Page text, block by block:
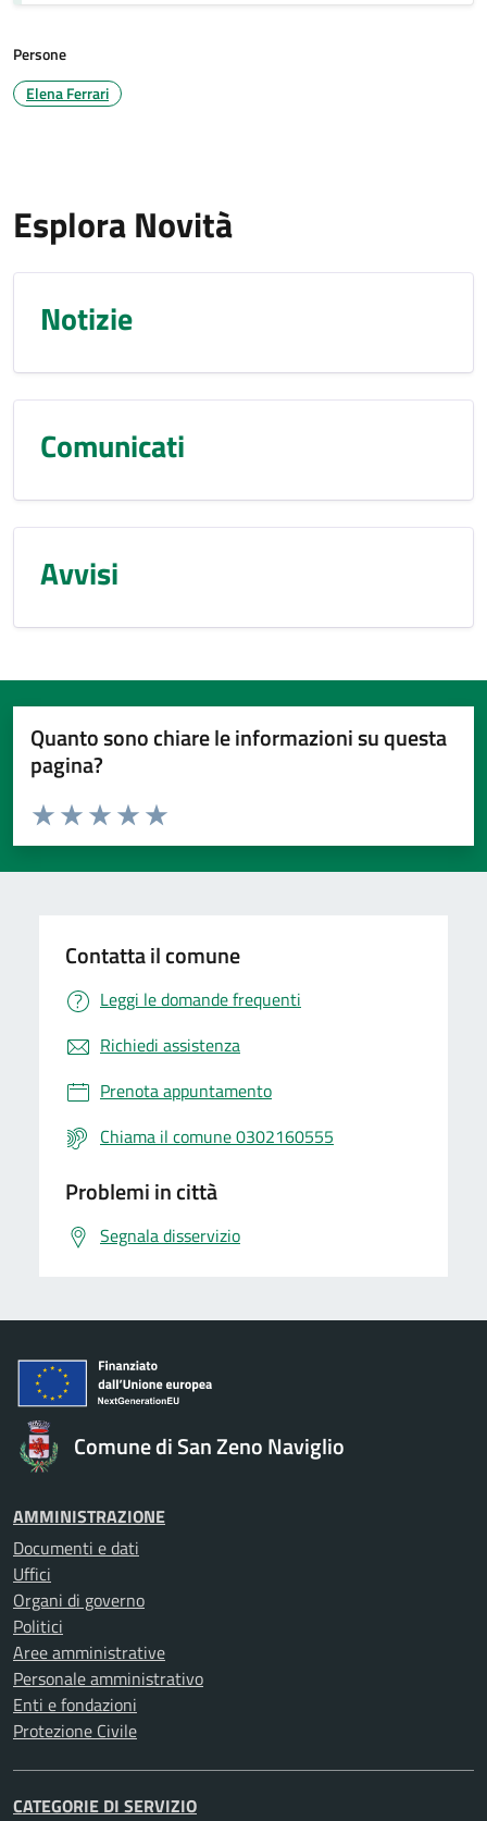
Persone
Elena Ferrari
Esplora Novità
Notizie
Comunicati
Avvisi
Quanto sono chiare le informazioni su questa
pagina?
Valuta da 1 a 5 stelle la pagina
Valuta 5 stelle su 5
Valuta 4 stelle su 5
Valuta 3 stelle su 5
Valuta 2 stelle su 5
Valuta 1 stelle su 5
Contatta il comune
Leggi le domande frequenti
Richiedi assistenza
Prenota appuntamento
Chiama il comune 0302160555
Problemi in città
Segnala disservizio
Comune di San Zeno Naviglio
AMMINISTRAZIONE
Documenti e dati
Uffici
Organi di governo
Politici
Aree amministrative
Personale amministrativo
Enti e fondazioni
Protezione Civile
CATEGORIE DI SERVIZIO